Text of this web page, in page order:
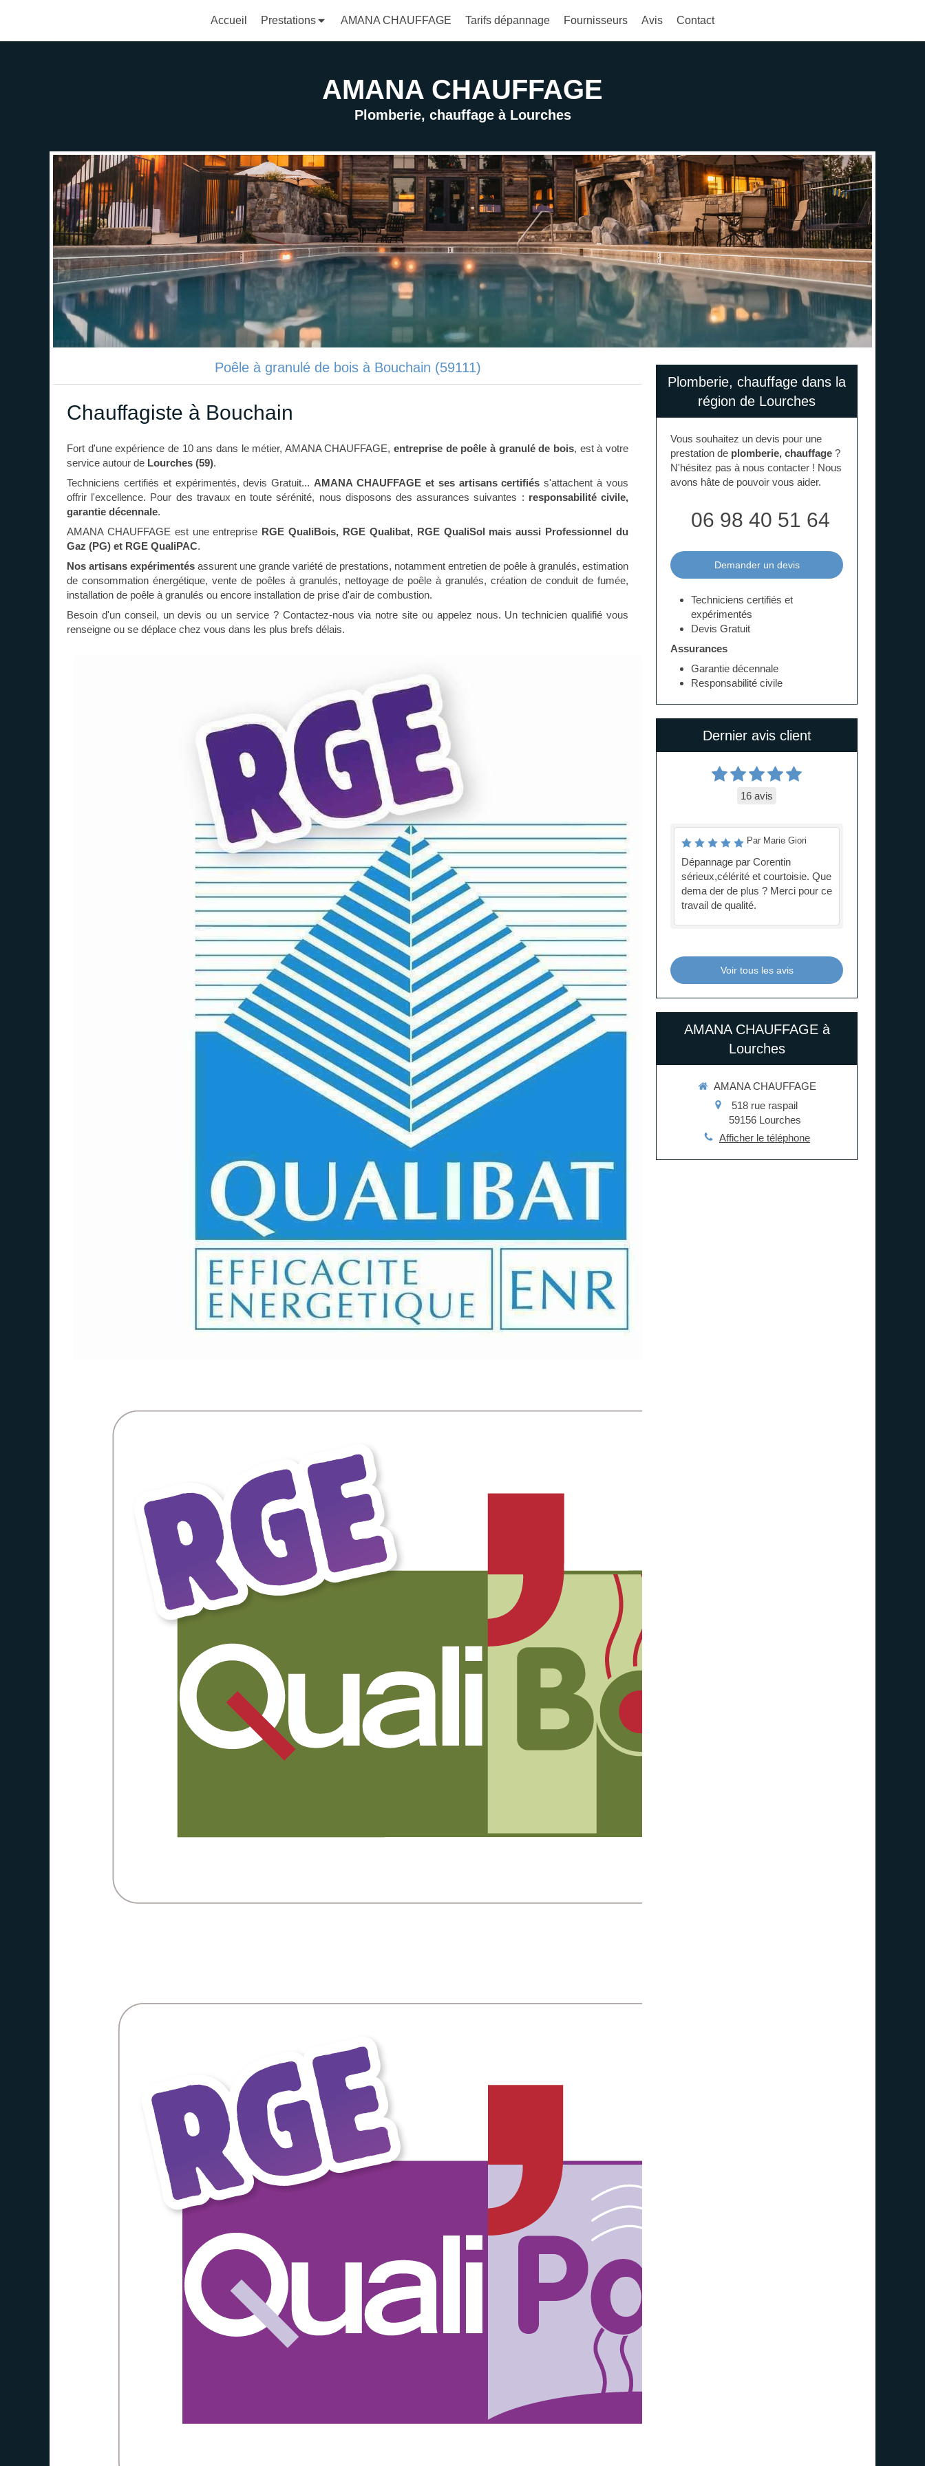
Accueil Prestations AMANA CHAUFFAGE Tarifs dépannage Fournisseurs Avis Contact
AMANA CHAUFFAGE
Plomberie, chauffage à Lourches
Poêle à granulé de bois à Bouchain (59111)
Chauffagiste à Bouchain
Fort d'une expérience de 10 ans dans le métier, AMANA CHAUFFAGE,entreprise de poêle à granulé de bois, est à votre
service autour de Lourches (59).
Techniciens certifiés et expérimentés, devis Gratuit... AMANA CHAUFFAGE et ses artisans certifiés s'attachent à vous
offrir l'excellence. Pour des travaux en toute sérénité, nous disposons des assurances suivantes : responsabilité civile,
garantie décennale.
AMANA CHAUFFAGE est une entreprise RGE QualiBois, RGE Qualibat, RGE QualiSol mais aussi Professionnel du
Gaz (PG) et RGE QualiPAC.
Nos artisans expérimentés assurent une grande variété de prestations, notamment entretien de poêle à granulés, estimation
de consommation énergétique, vente de poêles à granulés, nettoyage de poêle à granulés, création de conduit de fumée,
installation de poêle à granulés ou encore installation de prise d'air de combustion.
Besoin d'un conseil, un devis ou un service ? Contactez-nous via notre site ou appelez nous. Un technicien qualifié vous
renseigne ou se déplace chez vous dans les plus brefs délais.
Plomberie, chauffage dans la
région de Lourches
Vous souhaitez un devis pour une
prestation de plomberie, chauffage ?
N'hésitez pas à nous contacter ! Nous
avons hâte de pouvoir vous aider.
06 98 40 51 64
Demander un devis
Techniciens certifiés et
expérimentés
Devis Gratuit
Assurances
Garantie décennale
Responsabilité civile
Dernier avis client
16 avis
Par Marie Giori
Dépannage par Corentin
sérieux,célérité et courtoisie. Que
dema der de plus ? Merci pour ce
travail de qualité.
Voir tous les avis
AMANA CHAUFFAGE à
Lourches
AMANA CHAUFFAGE
518 rue raspail
59156 Lourches
Afficher le téléphone